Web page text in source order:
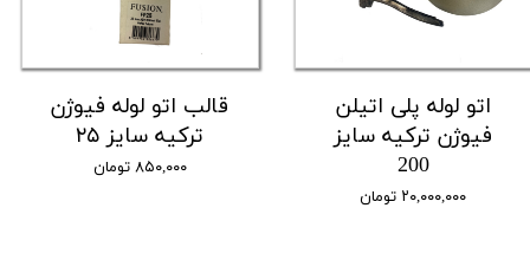
اتو لوله پلی اتیلن
فیوژن ترکیه سایز
200
۲۰,۰۰۰,۰۰۰ تومان
قالب اتو لوله فیوژن
ترکیه سایز ۲۵
۸۵۰,۰۰۰ تومان